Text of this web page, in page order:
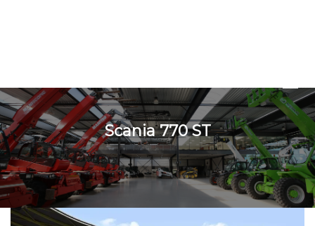
Scania 770 ST